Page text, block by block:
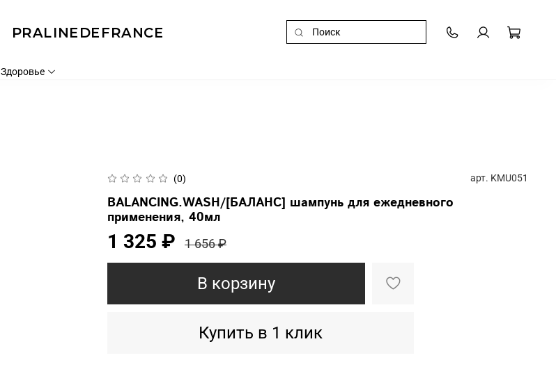
PRALINEDEFRANCE
Здоровье
(0) арт. KMU051
BALANCING.WASH/[БАЛАНС] шампунь для ежедневного
применения, 40мл
1 325 ₽ 1 656 ₽
В корзину
Купить в 1 клик